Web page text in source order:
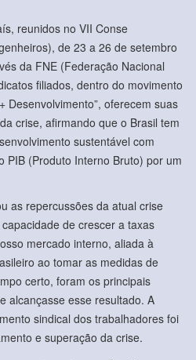
reunidos no VII Conse
de 23 a 26 de setembro
da FNE (Federação Nacional
filiados, dentro do movimento
Desenvolvimento”, oferecem suas
crise, afirmando que o Brasil tem
sustentável com
PIB (Produto Interno Bruto) por um
as repercussões da atual crise
de crescer a taxas
mercado interno, aliada à
ao tomar as medidas de
certo, foram os principais
alcançasse esse resultado. A
sindical dos trabalhadores foi
e superação da crise.